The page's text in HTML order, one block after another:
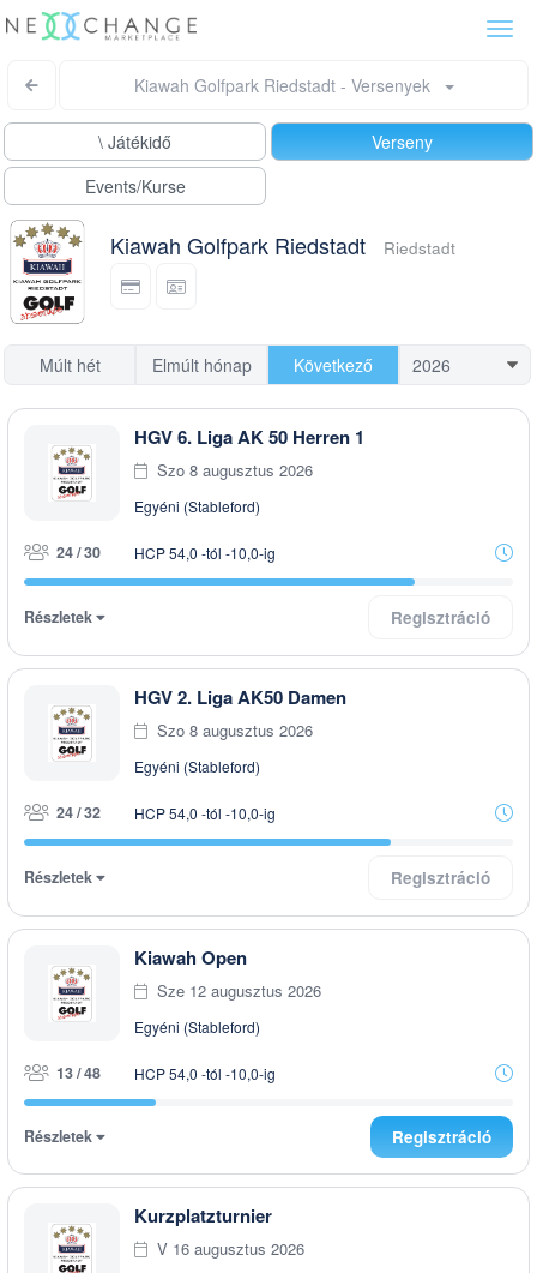
Kiawah Golfpark Riedstadt - Versenyek
\ Játékidő
Verseny
Events/Kurse
Kiawah Golfpark Riedstadt Riedstadt
Múlt hét Elmúlt hónap Következő
HGV 6. Liga AK 50 Herren 1
Szo 8 augusztus 2026
Egyéni (Stableford)
24 / 30 HCP 54,0 -tól -10,0-ig
Részletek Regisztráció
HGV 2. Liga AK50 Damen
Szo 8 augusztus 2026
Egyéni (Stableford)
24 / 32 HCP 54,0 -tól -10,0-ig
Részletek Regisztráció
Kiawah Open
Sze 12 augusztus 2026
Egyéni (Stableford)
13 / 48 HCP 54,0 -tól -10,0-ig
Részletek Regisztráció
Kurzplatzturnier
V 16 augusztus 2026